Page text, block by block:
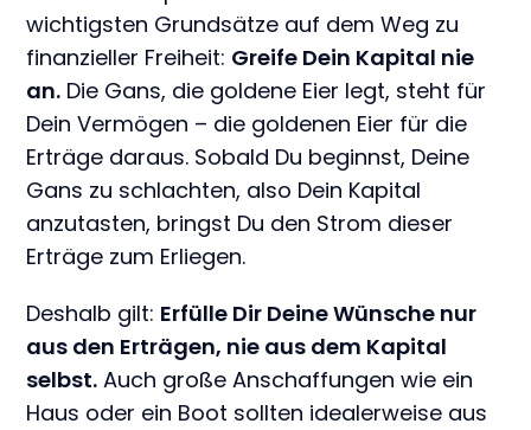
wichtigsten Grundsätze auf dem Weg zu
finanzieller Freiheit: Greife Dein Kapital nie
an. Die Gans, die goldene Eier legt, steht für
Dein Vermögen – die goldenen Eier für die
Erträge daraus. Sobald Du beginnst, Deine
Gans zu schlachten, also Dein Kapital
anzutasten, bringst Du den Strom dieser
Erträge zum Erliegen.
Deshalb gilt: Erfülle Dir Deine Wünsche nur
aus den Erträgen, nie aus dem Kapital
selbst. Auch große Anschaffungen wie ein
Haus oder ein Boot sollten idealerweise aus